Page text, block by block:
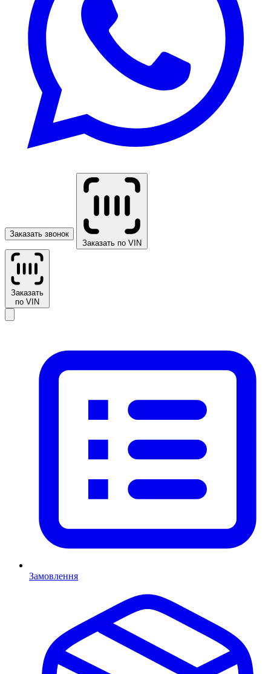
Заказать звонок
Заказать по VIN
Заказать
по VIN
Замовлення